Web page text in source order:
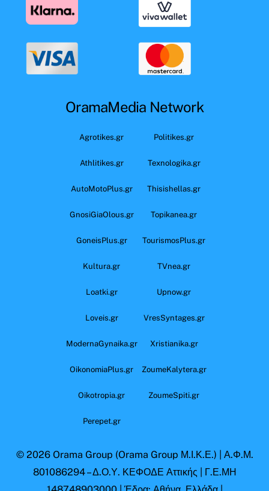
OramaMedia Network
Agrotikes.gr Politikes.gr
Athlitikes.gr Texnologika.gr
AutoMotoPlus.gr Thisishellas.gr
GnosiGiaOlous.gr Topikanea.gr
GoneisPlus.gr TourismosPlus.gr
Kultura.gr TVnea.gr
Loatki.gr Upnow.gr
Loveis.gr VresSyntages.gr
ModernaGynaika.gr Xristianika.gr
OikonomiaPlus.gr ZoumeKalytera.gr
Oikotropia.gr ZoumeSpiti.gr
Perepet.gr
© 2026 Orama Group (Orama Group Μ.Ι.Κ.Ε.) | Α.Φ.Μ.
801086294 – Δ.Ο.Υ. ΚΕΦΟΔΕ Αττικής | Γ.Ε.ΜΗ